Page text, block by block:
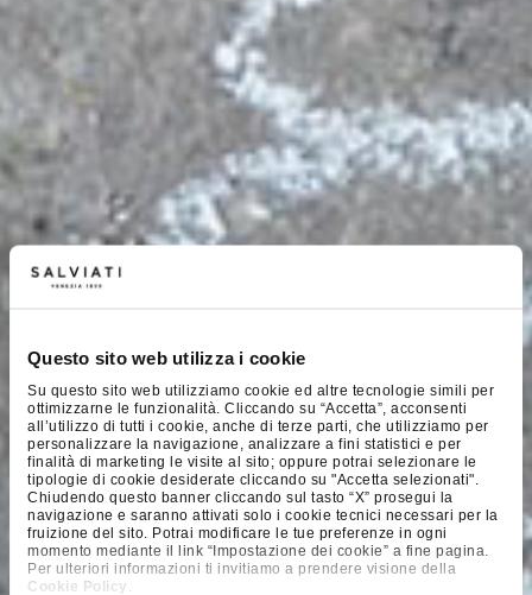
Questo sito web utilizza i cookie
Su questo sito web utilizziamo cookie ed altre tecnologie simili per
ottimizzarne le funzionalità. Cliccando su “Accetta”, acconsenti
all’utilizzo di tutti i cookie, anche di terze parti, che utilizziamo per
personalizzare la navigazione, analizzare a fini statistici e per
finalità di marketing le visite al sito; oppure potrai selezionare le
tipologie di cookie desiderate cliccando su "Accetta selezionati".
Chiudendo questo banner cliccando sul tasto “X” prosegui la
navigazione e saranno attivati solo i cookie tecnici necessari per la
fruizione del sito. Potrai modificare le tue preferenze in ogni
momento mediante il link “Impostazione dei cookie” a fine pagina.
Per ulteriori informazioni ti invitiamo a prendere visione della
Cookie Policy